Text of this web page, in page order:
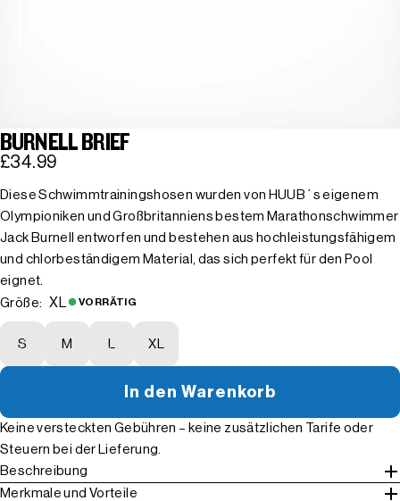
BURNELL BRIEF
£34.99
Diese Schwimmtrainingshosen wurden von HUUB´s eigenem
Olympioniken und Großbritanniens bestem Marathonschwimmer
Jack Burnell entworfen und bestehen aus hochleistungsfähigem
und chlorbeständigem Material, das sich perfekt für den Pool
eignet.
Größe:
XL VORRÄTIG
S M L XL
In den Warenkorb
Keine versteckten Gebühren – keine zusätzlichen Tarife oder
Steuern bei der Lieferung.
Beschreibung
Merkmale und Vorteile